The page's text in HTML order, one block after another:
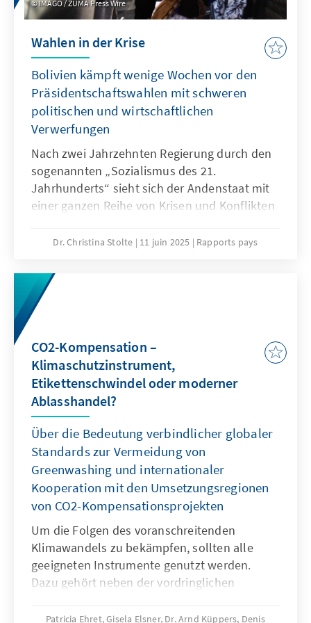
Linkskandidaten an den Urnen.
IMAGO / ZUMA Press Wire
Wahlen in der Krise
Bolivien kämpft wenige Wochen vor den
Präsidentschaftswahlen mit schweren
politischen und wirtschaftlichen
Verwerfungen
Nach zwei Jahrzehnten Regierung durch den
sogenannten „Sozialismus des 21.
Jahrhunderts“ sieht sich der Andenstaat mit
einer ganzen Reihe von Krisen und Konflikten
eine reale Gefahr für die die
Wahlen am 17. August darstellen. Gleichzeitig
setzt die bolivianische Bevölkerung große
Hoffnungen in den geplanten Wahlgang,
der schweren Wirtschaftskrise erhoffen. Sie
bestehen auf Einhaltung des Wahltermins
und wollen sich ihr Recht auf demokratische
Mitbestimmung nicht durch politische
Machtkämpfe oder wirtschaftliche Probleme
nehmen lassen.
Dr. Christina Stolte 11 juin 2025 Rapports pays
CO2-Kompensation –
Klimaschutzinstrument,
Etikettenschwindel oder moderner
Ablasshandel?
Über die Bedeutung verbindlicher globaler
Standards zur Vermeidung von
Greenwashing und internationaler
Kooperation mit den Umsetzungsregionen
von CO2-Kompensationsprojekten
Um die Folgen des voranschreitenden
Klimawandels zu bekämpfen, sollten alle
geeigneten Instrumente genutzt werden.
Dazu gehört neben der vordringlichen
Treibhausgasemissionen auch deren
Patricia Ehret, Gisela Elsner, Dr. Arnd Küppers, Denis